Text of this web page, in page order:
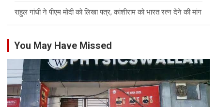
राहुल गांधी ने पीएम मोदी को लिखा पत्र, कांशीराम को भारत रत्न देने की मांग
You May Have Missed